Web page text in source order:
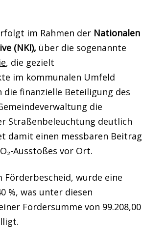
im Rahmen der Nationalen
(NKI), über die sogenannte
, die gezielt
im kommunalen Umfeld
finanzielle Beteiligung des
die
Straßenbeleuchtung deutlich
damit einen messbaren Beitrag
Ausstoßes vor Ort.
Förderbescheid, wurde eine
%, was unter diesen
Fördersumme von 99.208,00